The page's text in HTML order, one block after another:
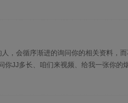
，会循序渐进的询问你的相关资料，
你JJ多长、咱们来视频、给我一张你的